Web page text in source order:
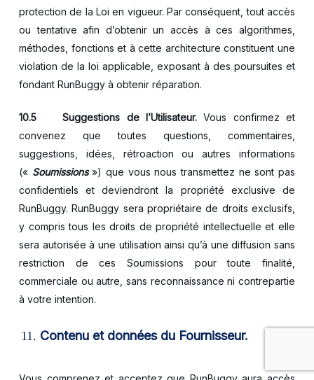
protection de la Loi en vigueur. Par conséquent, tout accès
ou tentative afin d’obtenir un accès à ces algorithmes,
méthodes, fonctions et à cette architecture constituent une
violation de la loi applicable, exposant à des poursuites et
fondant RunBuggy à obtenir réparation.
10.5 Suggestions de l’Utilisateur. Vous confirmez et
convenez que toutes questions, commentaires,
suggestions, idées, rétroaction ou autres informations
(« Soumissions») que vous nous transmettez ne sont pas
confidentiels et deviendront la propriété exclusive de
RunBuggy. RunBuggy sera propriétaire de droits exclusifs,
y compris tous les droits de propriété intellectuelle et elle
sera autorisée à une utilisation ainsi qu’à une diffusion sans
restriction de ces Soumissions pour toute finalité,
commerciale ou autre, sans reconnaissance ni contrepartie
à votre intention.
Contenu et données du Fournisseur.